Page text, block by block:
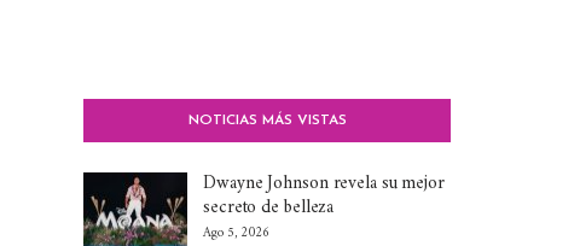
NOTICIAS MÁS VISTAS
Dwayne Johnson revela su mejor
secreto de belleza
Ago 5, 2026